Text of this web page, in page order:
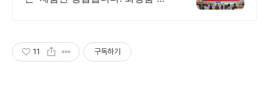
11 구독하기